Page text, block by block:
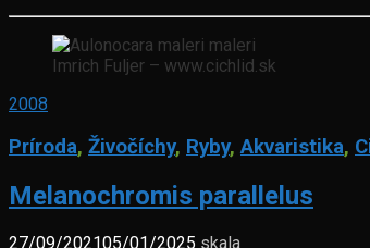
Imrich Fuljer – www.cichlid.sk
2008
Príroda, Živočíchy, Ryby,Akvaristika,
Melanochromis parallelus
27/09/202105/01/2025 skala